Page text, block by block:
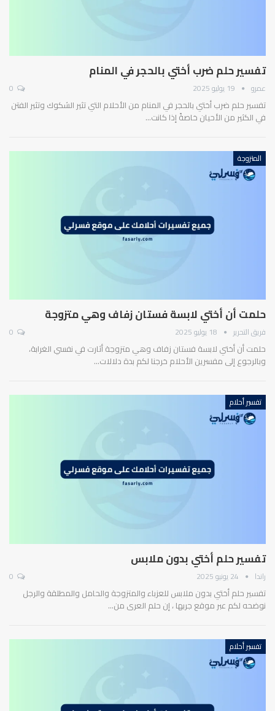
تفسير حلم ضرب أختي بالحجر في المنام
عمرو 19 يوليو 2025
تفسير حلم ضرب أختي بالحجر في المنام من الأحلام التي تثير الشكوك وتثير الفتن
في الكثير من الأحيان خاصةً إذا كانت…
المتزوجة
حلمت أن أختي لابسة فستان زفاف وهي متزوجة
فريق التحرير 18 يوليو 2025
حلمت أن أختي لابسة فستان زفاف وهي متزوجة أثارت في نفسي الغرابة،
وبالرجوع إلى مفسرين الأحلام خرجنا لكم بدة دلالات…
تفسير أحلام
تفسير حلم أختي بدون ملابس
راندا 24 يونيو 2025
تفسير حلم أختي بدون ملابس للعزباء والمتزوجة والحامل والمطلقة والرجل
نوضحه لكم عبر موقع جربها ، إن حلم العرى من…
تفسير أحلام